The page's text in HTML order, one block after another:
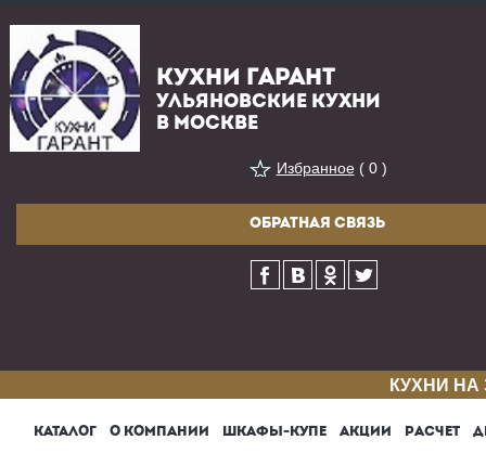
КУХНИ ГАРАНТ
УЛЬЯНОВСКИЕ КУХНИ
В МОСКВЕ
Избранное( 0 )
ОБРАТНАЯ СВЯЗЬ
КУХНИ
КАТАЛОГ О КОМПАНИИ ШКАФЫ-КУПЕ АКЦИИ РАСЧЕТ